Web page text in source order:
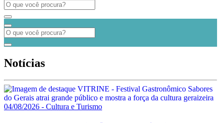
Notícias
04/08/2026 - Cultura e Turismo